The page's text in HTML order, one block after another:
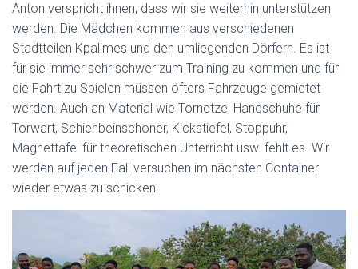
Anton verspricht ihnen, dass wir sie weiterhin unterstützen
werden. Die Mädchen kommen aus verschiedenen
Stadtteilen Kpalimes und den umliegenden Dörfern. Es ist
für sie immer sehr schwer zum Training zu kommen und für
die Fahrt zu Spielen müssen öfters Fahrzeuge gemietet
werden. Auch an Material wie Tornetze, Handschuhe für
Torwart, Schienbeinschoner, Kickstiefel, Stoppuhr,
Magnettafel für theoretischen Unterricht usw. fehlt es. Wir
werden auf jeden Fall versuchen im nächsten Container
wieder etwas zu schicken.